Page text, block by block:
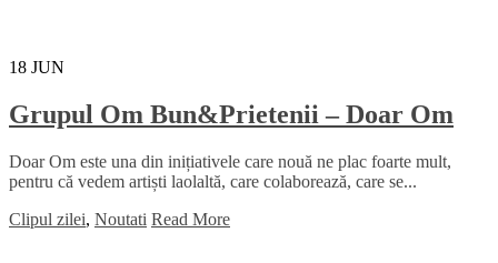
18 JUN
Grupul Om Bun&Prietenii – Doar Om
Doar Om este una din inițiativele care nouă ne plac foarte mult,
pentru că vedem artiști laolaltă, care colaborează, care se...
Clipul zilei, Noutati Read More